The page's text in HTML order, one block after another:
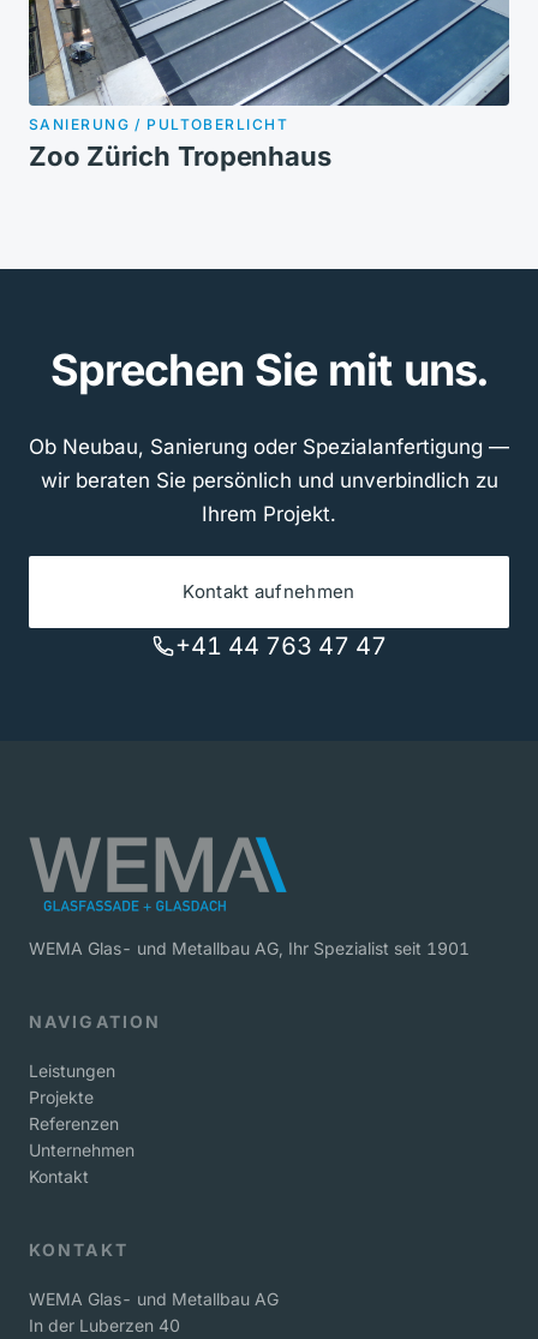
SANIERUNG / PULTOBERLICHT
Zoo Zürich Tropenhaus
Sprechen Sie mit uns.
Ob Neubau, Sanierung oder Spezialanfertigung —
wir beraten Sie persönlich und unverbindlich zu
Ihrem Projekt.
Kontakt aufnehmen
+41 44 763 47 47
WEMA Glas- und Metallbau AG, Ihr Spezialist seit 1901
NAVIGATION
Leistungen
Projekte
Referenzen
Unternehmen
Kontakt
KONTAKT
WEMA Glas- und Metallbau AG
In der Luberzen 40